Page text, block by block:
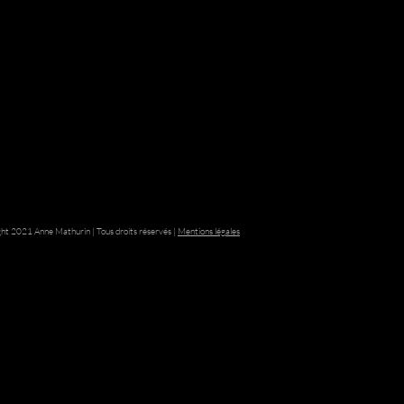
2021 Anne Mathurin | Tous droits réservés | Mentions légales